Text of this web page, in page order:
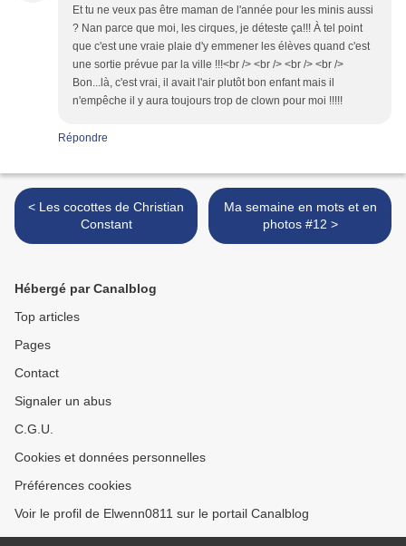
Et tu ne veux pas être maman de l'année pour les minis aussi
? Nan parce que moi, les cirques, je déteste ça!!! À tel point
que c'est une vraie plaie d'y emmener les élèves quand c'est
une sortie prévue par la ville !!!<br /> <br /> <br /> <br />
Bon...là, c'est vrai, il avait l'air plutôt bon enfant mais il
n'empêche il y aura toujours trop de clown pour moi !!!!!
Répondre
< Les cocottes de Christian
Constant
Ma semaine en mots et en
photos #12 >
Hébergé par Canalblog
Top articles
Pages
Contact
Signaler un abus
C.G.U.
Cookies et données personnelles
Préférences cookies
Voir le profil de Elwenn0811 sur le portail Canalblog